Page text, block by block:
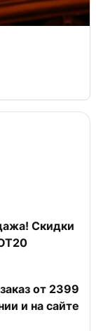
Скидки
от 2399
и на сайте